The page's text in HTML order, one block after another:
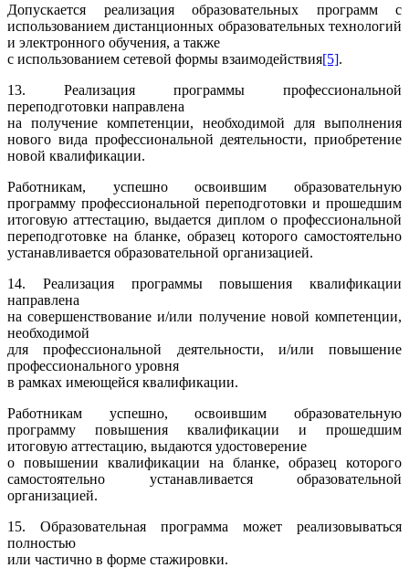
Допускается реализация образовательных программ с
использованием дистанционных образовательных технологий
и электронного обучения, а также
с использованием сетевой формы взаимодействия[5].
13. Реализация программы профессиональной
переподготовки направлена
на получение компетенции, необходимой для выполнения
нового вида профессиональной деятельности, приобретение
новой квалификации.
Работникам, успешно освоившим образовательную
программу профессиональной переподготовки и прошедшим
итоговую аттестацию, выдается диплом о профессиональной
переподготовке на бланке, образец которого самостоятельно
устанавливается образовательной организацией.
14. Реализация программы повышения квалификации
направлена
на совершенствование и/или получение новой компетенции,
необходимой
для профессиональной деятельности, и/или повышение
профессионального уровня
в рамках имеющейся квалификации.
Работникам успешно, освоившим образовательную
программу повышения квалификации и прошедшим
итоговую аттестацию, выдаются удостоверение
о повышении квалификации на бланке, образец которого
самостоятельно устанавливается образовательной
организацией.
15. Образовательная программа может реализовываться
полностью
или частично в форме стажировки.